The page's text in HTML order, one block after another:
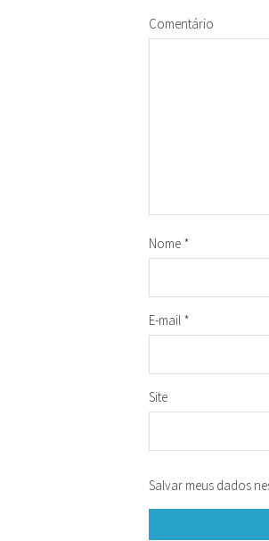
Comentário
Nome *
E-mail *
Site
Salvar meus dados